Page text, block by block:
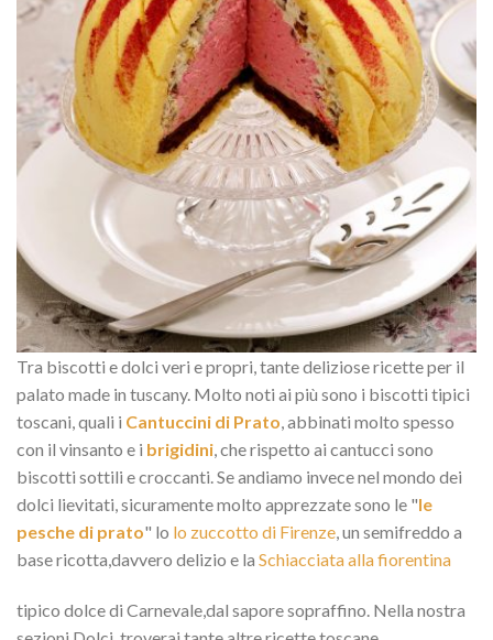
Tra biscotti e dolci veri e propri, tante deliziose ricette per il
palato made in tuscany. Molto noti ai più sono i biscotti tipici
toscani, quali i Cantuccini di Prato, abbinati molto spesso
con il vinsanto e i brigidini, che rispetto ai cantucci sono
biscotti sottili e croccanti. Se andiamo invece nel mondo dei
dolci lievitati, sicuramente molto apprezzate sono le "le
pesche di prato" lo lo zuccotto di Firenze, un semifreddo a
base ricotta,davvero delizio e la Schiacciata alla fiorentina
tipico dolce di Carnevale,dal sapore sopraffino. Nella nostra